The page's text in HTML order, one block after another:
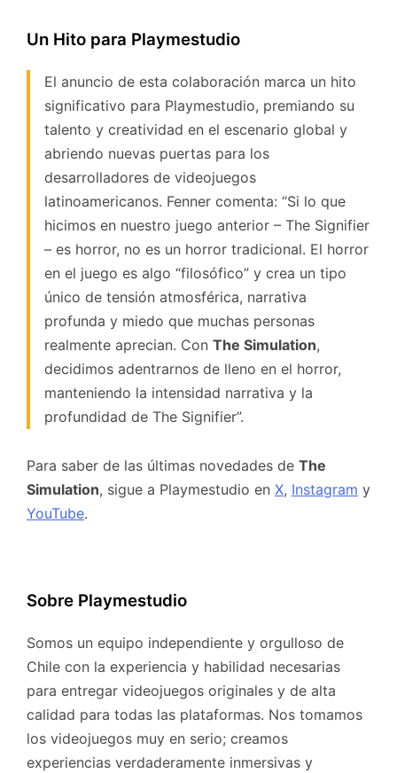
Un Hito para Playmestudio
El anuncio de esta colaboración marca un hito
significativo para Playmestudio, premiando su
talento y creatividad en el escenario global y
abriendo nuevas puertas para los
desarrolladores de videojuegos
latinoamericanos. Fenner comenta: “Si lo que
hicimos en nuestro juego anterior – The Signifier
– es horror, no es un horror tradicional. El horror
en el juego es algo “filosófico” y crea un tipo
único de tensión atmosférica, narrativa
profunda y miedo que muchas personas
realmente aprecian. Con The Simulation,
decidimos adentrarnos de lleno en el horror,
manteniendo la intensidad narrativa y la
profundidad de The Signifier”.
Para saber de las últimas novedades de The
Simulation, sigue a Playmestudio en X, Instagram y
YouTube.
Sobre Playmestudio
Somos un equipo independiente y orgulloso de
Chile con la experiencia y habilidad necesarias
para entregar videojuegos originales y de alta
calidad para todas las plataformas. Nos tomamos
los videojuegos muy en serio; creamos
experiencias verdaderamente inmersivas y